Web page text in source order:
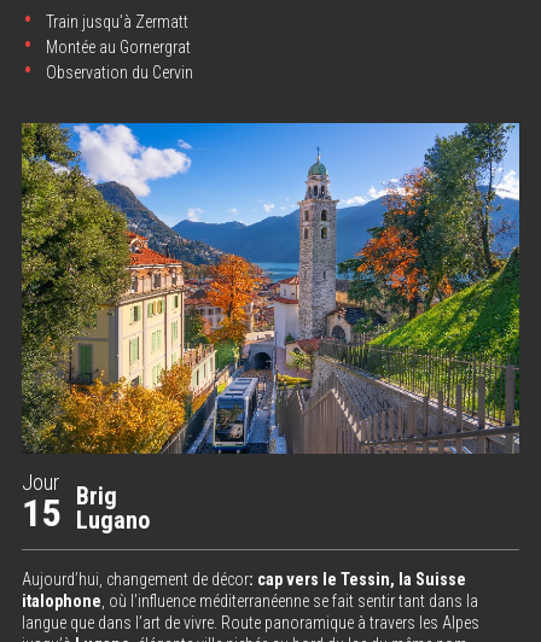
Train jusqu’à Zermatt
Montée au Gornergrat
Observation du Cervin
Jour
15
Brig
Lugano
Aujourd’hui, changement de décor: cap vers le Tessin, la Suisse
italophone, où l’influence méditerranéenne se fait sentir tant dans la
langue que dans l’art de vivre. Route panoramique à travers les Alpes